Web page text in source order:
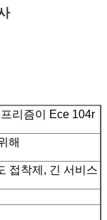
리즘이 Ece 104r
해
접착제, 긴 서비스